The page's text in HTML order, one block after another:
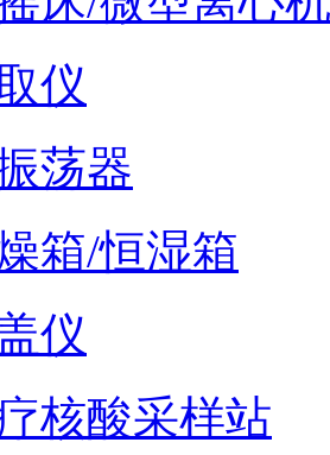
仪
荡器
箱/恒湿箱
仪
核酸采样站